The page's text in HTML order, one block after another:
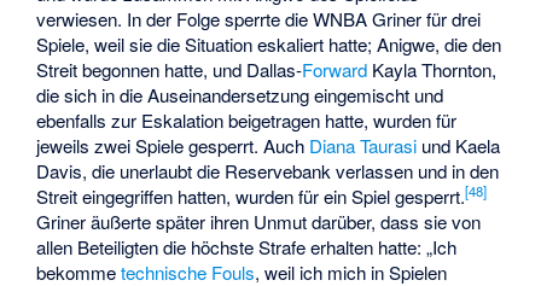
verwiesen. In der Folge sperrte die WNBA Griner für drei
Spiele, weil sie die Situation eskaliert hatte; Anigwe, die den
Streit begonnen hatte, und Dallas-Forward Kayla Thornton,
die sich in die Auseinandersetzung eingemischt und
ebenfalls zur Eskalation beigetragen hatte, wurden für
jeweils zwei Spiele gesperrt. Auch Diana Taurasi und Kaela
Davis, die unerlaubt die Reservebank verlassen und in den
Streit eingegriffen hatten, wurden für ein Spiel gesperrt.[48]
Griner äußerte später ihren Unmut darüber, dass sie von
allen Beteiligten die höchste Strafe erhalten hatte: „Ich
bekommetechnische Fouls, weil ich mich in Spielen